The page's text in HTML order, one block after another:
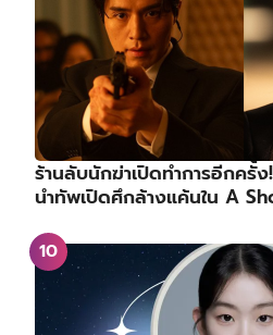
ร้านลับนักฆ่าเปิดทำการอีกค
นำทัพเปิดศึกล้างแค้นใน A